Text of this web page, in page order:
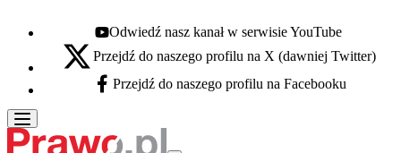
Youtube - otwiera się w nowej karcie
Odwiedź nasz kanał w serwisie YouTube
X - otwiera się w nowej karcie
Przejdź do naszego profilu na X (dawniej Twitter)
Facebook - otwiera się w nowej karcie
Przejdź do naszego profilu na Facebooku